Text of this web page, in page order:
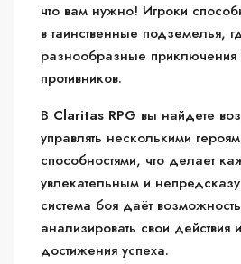
что вам нужно! Игроки
в таинственные подземелья,
разнообразные
противников.
В Claritas RPG вы найдете
управлять несколькими
способностями, что делает
увлекательным и
система боя даёт
анализировать свои действия
достижения успеха.